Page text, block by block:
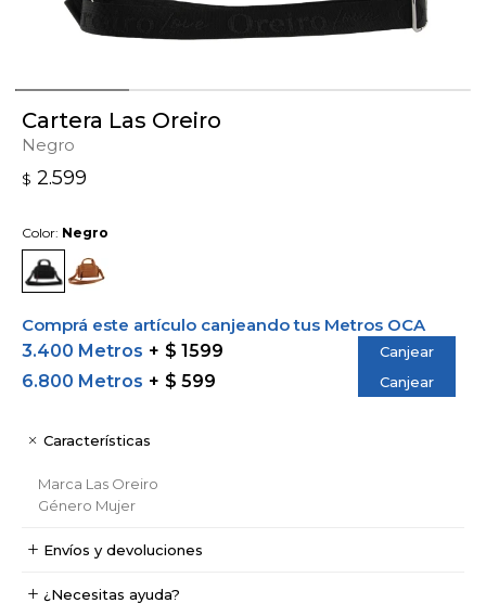
Cartera Las Oreiro
Negro
$ 2.599
Color: Negro
Comprá este artículo canjeando tus Metros OCA
3.400 Metros
$ 1599 Canjear
6.800 Metros $ 599 Canjear
Características
Marca Las Oreiro
Género Mujer
Envíos y devoluciones
¿Necesitas ayuda?